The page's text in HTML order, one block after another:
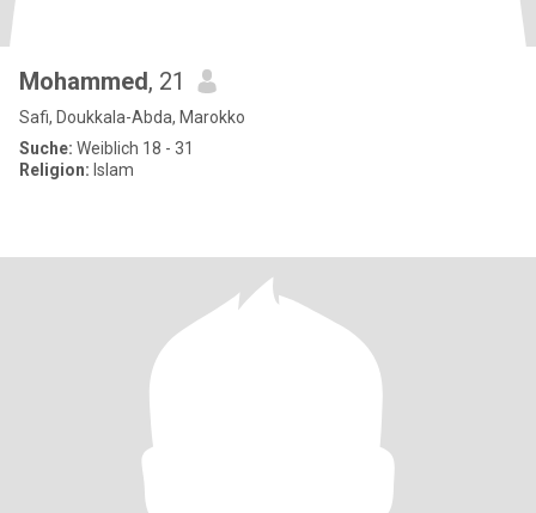
Mohammed, 21
Safi, Doukkala-Abda, Marokko
Suche: Weiblich 18 - 31
Religion: Islam